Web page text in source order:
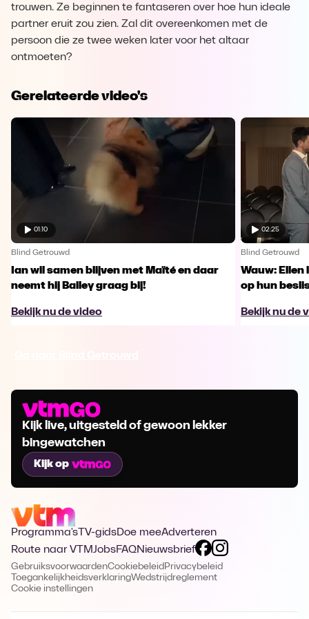
trouwen. Ze beginnen te fantaseren over hoe hun ideale
partner eruit zou zien. Zal dit overeenkomen met de
persoon die ze twee weken later voor het altaar
ontmoeten?
Gerelateerde video's
01:10
Blind Getrouwd
Ian wil samen blijven met Maïté en daar
neemt hij Bailey graag bij!
Bekijk nu de video
02:25
Blind Getrouwd
Wauw:
op hun
Bekijk nu de
Kijk live, uitgesteld of gewoon lekker
bingewatchen
Kijk op
Programma's TV-gidsDoe meeAdverteren
Route naar VTMJobsFAQNieuwsbrief
GebruiksvoorwaardenCookiebeleid Privacybeleid
ToegankelijkheidsverklaringWedstrijdreglement
Cookie instellingen